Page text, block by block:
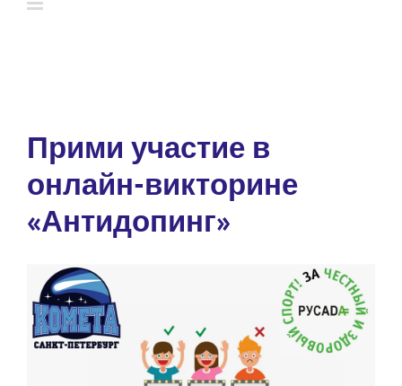
Прими участие в
онлайн-викторине
«Антидопинг»